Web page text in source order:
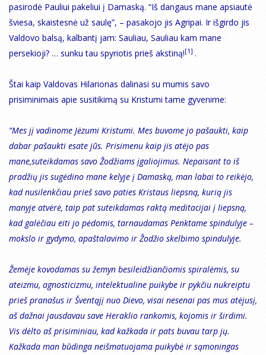
pasirodė Pauliui pakeliui į Damaską. “Iš dangaus mane apsiautė
šviesa, skaistesnė už saulę”, – pasakojo jis Agripai. Ir išgirdo jis
Valdovo balsą, kalbantį jam: Sauliau, Sauliau kam mane
persekioji? … sunku tau spyriotis prieš akstiną![1] .
Štai kaip Valdovas Hilarionas dalinasi su mumis savo
prisiminimais apie susitikimą su Kristumi tame gyvenime:
“Mes jį vadinome Jėzumi Kristumi. Mes buvome jo pašaukti, kaip
dabar pašaukti esate jūs. Prisimenu kaip jis atėjo pas
mane,suteikdamas savo Žodžiams įgaliojimus. Nepaisant to iš
pradžių jis sugėdino mane kelyje į Damaską, man labai to reikėjo,
kad nusilenkčiau prieš savo paties Kristaus liepsną, kurią jis
manyje atvėrė, taip pat suteikdamas raktą meditacijai į liepsną,
kad galėčiau eiti jo pėdomis, tarnaudamas Penktame spindulyje –
mokslo ir gydymo, apaštalavimo ir Žodžio skelbimo spindulyje.
Žemėje kovodamas su žemyn besileidžiančiomis spiralėmis, su
ateizmu, agnosticizmu, intelektualine puikybe ir pykčiu nukreiptu
prieš pranašus ir Šventąjį nuo Dievo, visai nesenai pas mus atėjusį,
aš dažnai jausdavau save Heraklio rankomis, kojomis ir širdimi.
Vis dėlto aš prisiminiau, kad kažkada ir pats buvau tarp jų.
Kažkada man būdinga neišmatuojama puikybė ir sąmoningas